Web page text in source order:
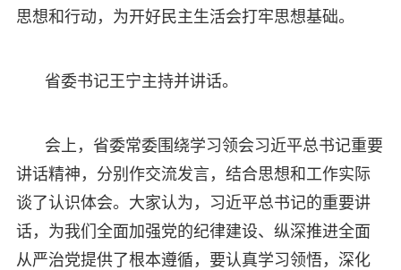
思想和行动，为开好民主生活会打牢思想基础。
省委书记王宁主持并讲话。
会上，省委常委围绕学习领会习近平总书记重要
讲话精神，分别作交流发言，结合思想和工作实际
谈了认识体会。大家认为，习近平总书记的重要讲
话，为我们全面加强党的纪律建设、纵深推进全面
从严治党提供了根本遵循，要认真学习领悟，深化